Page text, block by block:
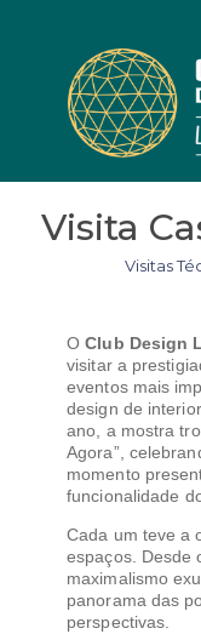
Visita
Visitas
OClub Design
visitar a
eventos mais
design de
ano, a mostra
Agora”,
momento
funcionalidade
Cada um teve a
espaços. Desde
maximalismo
panorama das
perspectivas.